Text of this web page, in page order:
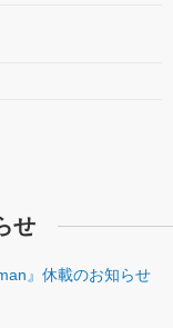
ク BEYOND
ージョン
世紀のスクープ
神々の山嶺
せ
』休載のお知らせ